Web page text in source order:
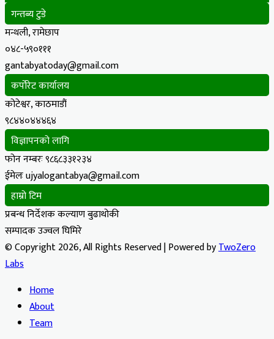
गन्तब्य टुडे
मन्थली, रामेछाप
०४८-५९०१११
gantabyatoday@gmail.com
कर्पोरेट कार्यालय
कोटेश्वर, काठमाडौं
९८४४०४४४६४
विज्ञापनको लागि
फोन नम्बरः ९८६८३३१२३४
ईमेलः ujyalogantabya@gmail.com
हाम्रो टिम
प्रबन्ध निर्देशक कल्याण बुढाथोकी
सम्पादक उज्वल घिमिरे
© Copyright 2026, All Rights Reserved | Powered byTwoZero
Labs
Home
About
Team